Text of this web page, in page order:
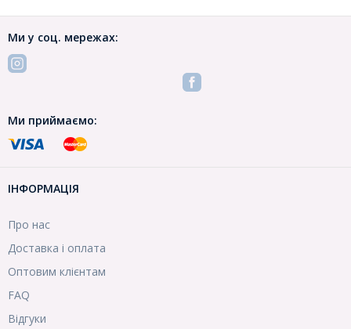
Ми у соц. мережах:
Ми приймаємо:
ІНФОРМАЦІЯ
Про нас
Доставка і оплата
Оптовим клієнтам
FAQ
Відгуки